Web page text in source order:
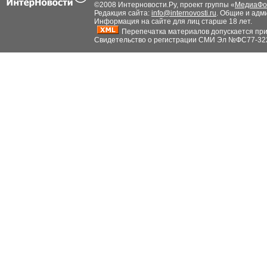
©2008 Интерновости.Ру, проект группы «
Редакция сайта: info@internovosti.ru. Общие и
Информация на сайте для лиц старше 18 лет.
Перепечатка материалов допускается
Свидетельство о регистрации СМИ Эл №ФС77-